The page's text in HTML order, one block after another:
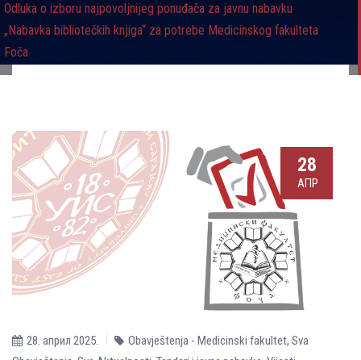
Odluka o izboru najpovolјnijeg ponuđača za javnu nabavku
„Nabavka bibliotečkih knjiga“ za potrebe Medicinskog fakulteta
Foča
28
АПР
28. април 2025. Obavještenja - Medicinski fakultet, Sva